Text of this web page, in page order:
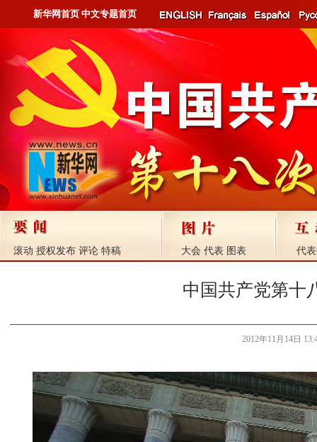
新华网首页 中文专题首页
滚动 授权发布 评论 特稿 大会 代表 图表 代
中国共产党第十
2012年11月14日